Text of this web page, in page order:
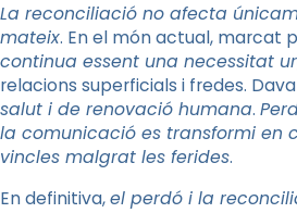
La reconciliació no afecta
mateix. En el món actual, marcat
continua essent una necessitat
relacions superficials i fredes.
salut i de renovació humana.
la comunicació es transformi en
vincles malgrat les ferides.
En definitiva,el perdó i la